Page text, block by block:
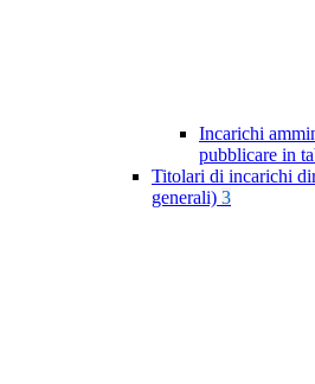
Incarichi
pubblicare in
Titolari di incarichi
generali) 3